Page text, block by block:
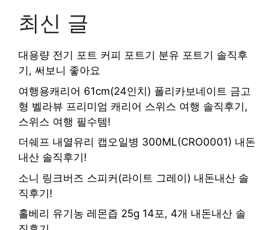
최신 글
대용량 전기 포트 커피 포트기 분유 포트기 솔직후
기, 써보니 좋아요
여행용캐리어 61cm(24인치) 폴리카보네이트 금고
형 벨라뷰 프리미엄 캐리어 스위스 여행 솔직후기,
스위스 여행 필수템!
더쉐프 내열유리 캡오일병 300ML(CRO0001) 내돈
내산 솔직후기!
소니 링크버즈 스피커(라이트 그레이) 내돈내산 솔
직후기!
홀베리 유기농 레몬즙 25g 14포, 4개 내돈내산 솔